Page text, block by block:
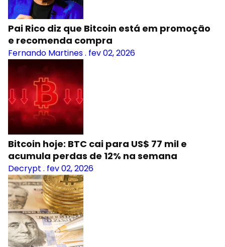
Pai Rico diz que Bitcoin está em promoção
e recomenda compra
Fernando Martines. fev 02, 2026
Bitcoin hoje: BTC cai para US$ 77 mil e
acumula perdas de 12% na semana
Decrypt . fev 02, 2026